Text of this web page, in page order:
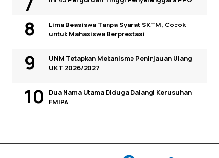
Lima Beasiswa Tanpa Syarat SKTM, Cocok
untuk Mahasiswa Berprestasi
UNM Tetapkan Mekanisme Peninjauan Ulang
UKT 2026/2027
Dua Nama Utama Diduga Dalangi Kerusuhan
FMIPA